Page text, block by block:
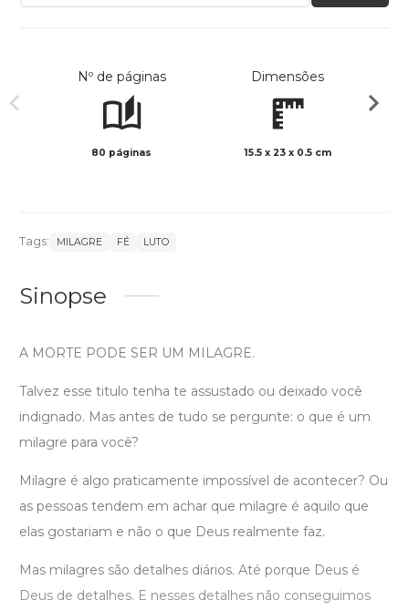
Nº de páginas
80 páginas
Dimensões
15.5 x 23 x 0.5 cm
Tags: MILAGRE FÉ LUTO
Sinopse
A MORTE PODE SER UM MILAGRE.
Talvez esse titulo tenha te assustado ou deixado você
indignado. Mas antes de tudo se pergunte: o que é um
milagre para você?
Milagre é algo praticamente impossível de acontecer? Ou
as pessoas tendem em achar que milagre é aquilo que
elas gostariam e não o que Deus realmente faz.
Mas milagres são detalhes diários. Até porque Deus é
Deus de detalhes. E nesses detalhes não conseguimos